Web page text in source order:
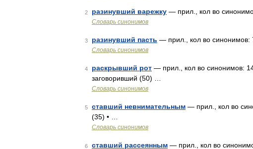
2 разинувший варежку — прил., кол во
Словарь синонимов
3 разинувший пасть — прил., кол во синонимов:
Словарь синонимов
4 раскрывший рот — прил., кол во синонимов:
заговоривший (50) …
Словарь синонимов
5 ставший невнимательным — прил., кол во
(35) • …
Словарь синонимов
6 ставший рассеянным — прил., кол во